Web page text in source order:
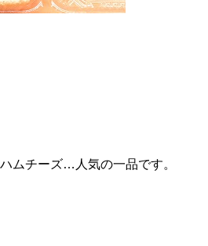
ムチーズ…人気の一品です。